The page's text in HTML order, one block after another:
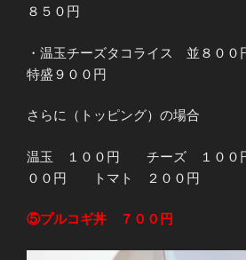
８５０円
・温玉チーズタコライス 並８０
特盛９００円
さらに（トッピング）の場合
温玉 １００円 チーズ １０
００円 トマト ２００円
⑤プルコギ丼 ７００円